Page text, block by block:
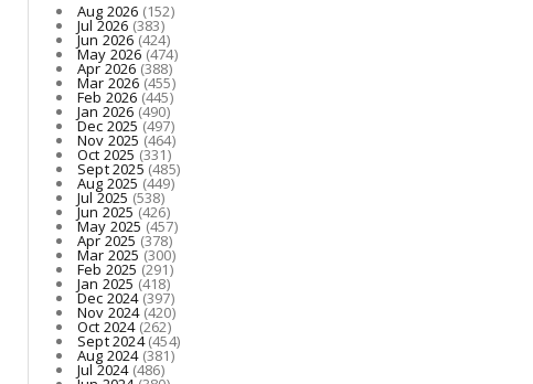
Aug 2026 (152)
Jul 2026 (383)
Jun 2026(424)
May 2026(474)
Apr 2026 (388)
Mar 2026(455)
Feb 2026 (445)
Jan 2026 (490)
Dec 2025(497)
Nov 2025 (464)
Oct 2025 (331)
Sept 2025 (485)
Aug 2025 (449)
Jul 2025 (538)
Jun 2025(426)
May 2025(457)
Apr 2025 (378)
Mar 2025 (300)
Feb 2025 (291)
Jan 2025 (418)
Dec 2024(397)
Nov 2024(420)
Oct 2024(262)
Sept 2024(454)
Aug 2024(381)
Jul 2024(486)